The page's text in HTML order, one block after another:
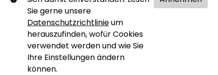
Sie gerne unsere
Datenschutzrichtlinieum
herauszufinden, wofür Cookies
verwendet werden und wie Sie
Ihre Einstellungen ändern
können.
1h 31m• Spielfilm,
Coming-of-Age•
2022